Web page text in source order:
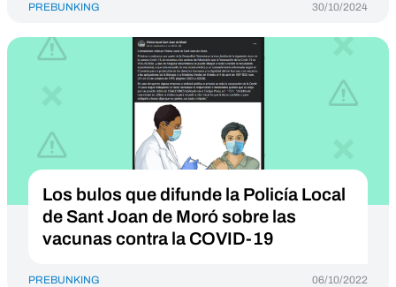
PREBUNKING 30/10/2024
Los bulos que difunde la Policía Local
de Sant Joan de Moró sobre las
vacunas contra la COVID-19
PREBUNKING 06/10/2022